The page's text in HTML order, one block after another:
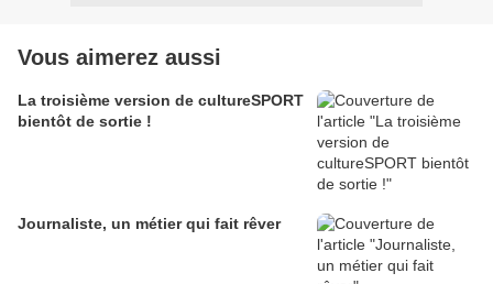
Vous aimerez aussi
La troisième version de cultureSPORT
bientôt de sortie !
Journaliste, un métier qui fait rêver